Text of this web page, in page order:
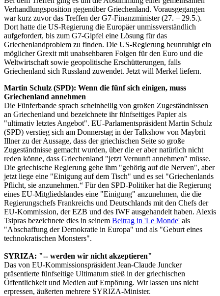
Verhandlungsposition gegenüber Griechenland. Vorausgegangen
war kurz zuvor das Treffen der G7-Finanzminister (27. – 29.5.).
Dort hatte die US-Regierung die Europäer unmissverständlich
aufgefordert, bis zum G7-Gipfel eine Lösung für das
Griechenlandproblem zu finden. Die US-Regierung beunruhigt ein
möglicher Grexit mit unabsehbaren Folgen für den Euro und die
Weltwirtschaft sowie geopolitische Erschütterungen, falls
Griechenland sich Russland zuwendet. Jetzt will Merkel liefern.
Martin Schulz (SPD): Wenn die fünf sich einigen, muss
Griechenland annehmen
Die Fünferbande sprach scheinheilig von großen Zugeständnissen
an Griechenland und bezeichnete ihr fünfseitiges Papier als
"ultimativ letztes Angebot". EU-Parlamentspräsident Martin Schulz
(SPD) verstieg sich am Donnerstag in der Talkshow von Maybrit
Illner zu der Aussage, dass der griechischen Seite so große
Zugeständnisse gemacht wurden, über die er aber natürlich nicht
reden könne, dass Griechenland "jetzt Vernunft annehmen" müsse.
Die griechische Regierung gehe ihm "gehörig auf die Nerven", aber
jetzt liege eine "Einigung auf dem Tisch" und es sei "Griechenlands
Pflicht, sie anzunehmen.“ Für den SPD-Politiker hat die Regierung
eines EU-Mitgliedslandes eine "Einigung" anzunehmen, die die
Regierungschefs Frankreichs und Deutschlands mit den Chefs der
EU-Kommission, der EZB und des IWF ausgehandelt haben. Alexis
Tsipras bezeichnete dies in seinem Beitrag in 'Le Monde' als
"Abschaffung der Demokratie in Europa" und als "Geburt eines
technokratischen Monsters".
SYRIZA: "-- werden wir nicht akzeptieren"
Das von EU-Kommissionspräsident Jean-Claude Juncker
präsentierte fünfseitige Ultimatum stieß in der griechischen
Öffentlichkeit und Medien auf Empörung. Wir lassen uns nicht
erpressen, äußerten mehrere SYRIZA-Minister.